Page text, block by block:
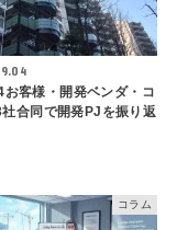
客様・開発ベンダ・コ
合同で開発PJを振り返
コラム